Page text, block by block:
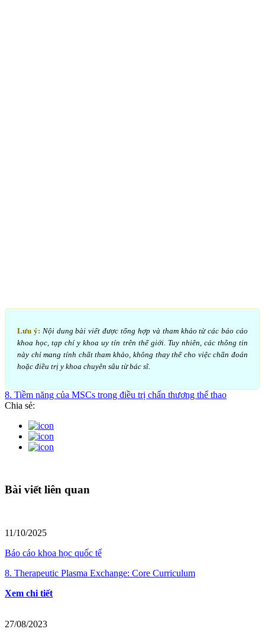
Lưu ý: Nội dung bài viết được tổng hợp và tham khảo từ các báo cáo
khoa học, tạp chí y khoa uy tín trên thế giới. Tuy nhiên, các thông tin
này chỉ mang tính chất tham khảo, không thay thế cho việc chẩn đoán
hoặc điều trị y khoa chuyên sâu từ bác sĩ.
8. Tiềm năng của MSCs trong điều trị chấn thương thể thao
Chia sẻ:
Bài viết liên quan
11/10/2025
Báo cáo khoa học quốc tế
8. Therapeutic Plasma Exchange: Core Curriculum
Xem chi tiết
27/08/2023